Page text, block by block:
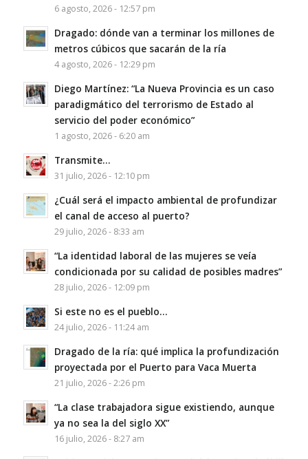
6 agosto, 2026 - 12:57 pm
Dragado: dónde van a terminar los millones de
metros cúbicos que sacarán de la ría
4 agosto, 2026 - 12:29 pm
Diego Martínez: “La Nueva Provincia es un caso
paradigmático del terrorismo de Estado al
servicio del poder económico”
1 agosto, 2026 - 6:20 am
Transmite…
31 julio, 2026 - 12:10 pm
¿Cuál será el impacto ambiental de profundizar
el canal de acceso al puerto?
29 julio, 2026 - 8:33 am
“La identidad laboral de las mujeres se veía
condicionada por su calidad de posibles madres”
28 julio, 2026 - 12:09 pm
Si este no es el pueblo…
24 julio, 2026 - 11:24 am
Dragado de la ría: qué implica la profundización
proyectada por el Puerto para Vaca Muerta
21 julio, 2026 - 2:26 pm
“La clase trabajadora sigue existiendo, aunque
ya no sea la del siglo XX”
16 julio, 2026 - 8:27 am